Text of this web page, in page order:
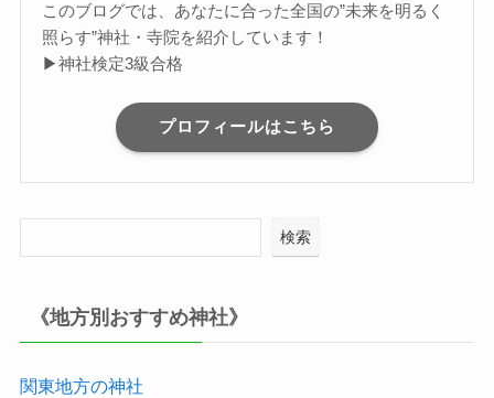
このブログでは、あなたに合った全国の”未来を明るく
照らす”神社・寺院を紹介しています！
▶神社検定3級合格
プロフィールはこちら
検索
《地方別おすすめ神社》
関東地方の神社